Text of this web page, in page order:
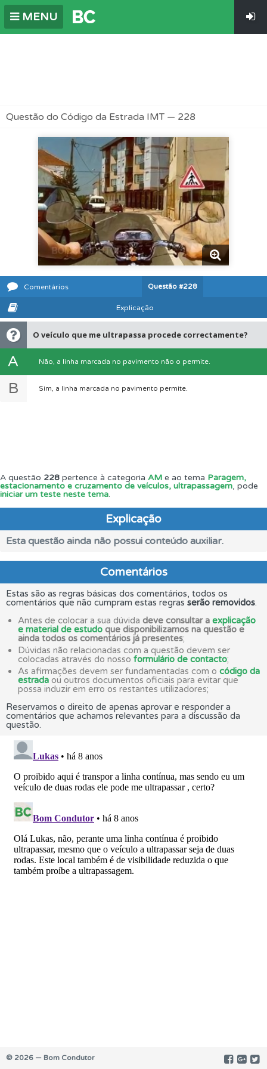
MENU
Questão do Código da Estrada IMT — 228
Comentários Questão #228
Explicação
O veículo que me ultrapassa procede correctamente?
A Não, a linha marcada no pavimento não o permite.
B Sim, a linha marcada no pavimento permite.
A questão 228 pertence à categoria AM e ao tema Paragem,
estacionamento e cruzamento de veículos, ultrapassagem, pode
iniciar um teste neste tema.
Explicação
Esta questão ainda não possui conteúdo auxiliar.
Comentários
Estas são as regras básicas dos comentários, todos os
comentários que não cumpram estas regras serão removidos.
Antes de colocar a sua dúvida deve consultar a explicação
e material de estudo que disponibilizamos na questão e
ainda todos os comentários já presentes;
Dúvidas não relacionadas com a questão devem ser
colocadas através do nosso formulário de contacto;
As afirmações devem ser fundamentadas com o código da
estrada ou outros documentos oficiais para evitar que
possa induzir em erro os restantes utilizadores;
Reservamos o direito de apenas aprovar e responder a
comentários que achamos relevantes para a discussão da
questão.
© 2026 — Bom Condutor